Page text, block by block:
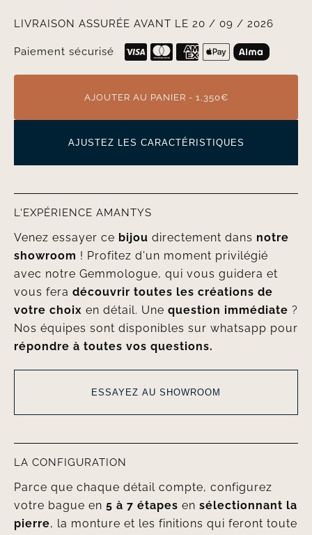
LIVRAISON ASSURÉE AVANT LE 20 / 09 / 2026
Paiement sécurisé
AJOUTER AU PANIER - 1,350€
AJUSTEZ LES CARACTÉRISTIQUES
L'EXPÉRIENCE AMANTYS
Venez essayer ce bijou directement dans notre
showroom ! Profitez d'un moment privilégié
avec notre Gemmologue, qui vous guidera et
vous fera découvrir toutes les créations de
votre choix en détail. Une question immédiate ?
Nos équipes sont disponibles sur whatsapp pour
répondre à toutes vos questions.
ESSAYEZ AU SHOWROOM
LA CONFIGURATION
Parce que chaque détail compte, configurez
votre bague en 5 à 7 étapes en sélectionnant la
pierre, la monture et les finitions qui feront toute